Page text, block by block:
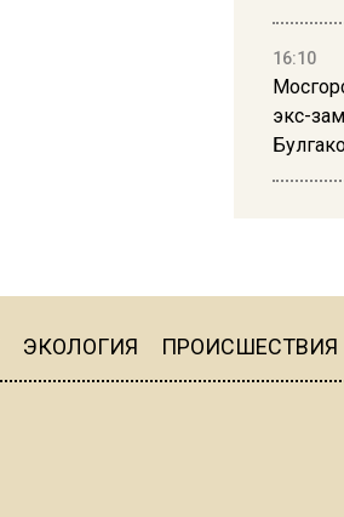
16:10
экс-
16:19
ЭКОЛОГИЯ ПРОИСШЕСТВИЯ